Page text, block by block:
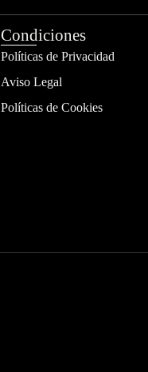
Condiciones
Políticas de Privacidad
Aviso Legal
Políticas de Cookies